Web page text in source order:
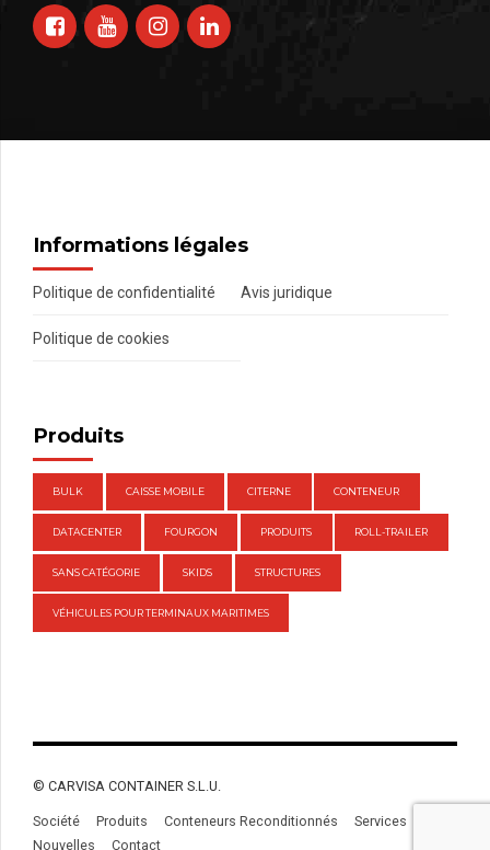
Informations légales
Politique de confidentialité Avis juridique
Politique de cookies
Produits
BULK CAISSE MOBILE CITERNE CONTENEUR
DATACENTER FOURGON PRODUITS ROLL-TRAILER
SANS CATÉGORIE SKIDS STRUCTURES
VÉHICULES POUR TERMINAUX MARITIMES
© CARVISA CONTAINER S.L.U.
Société Produits Conteneurs Reconditionnés
Services
Nouvelles
Contact